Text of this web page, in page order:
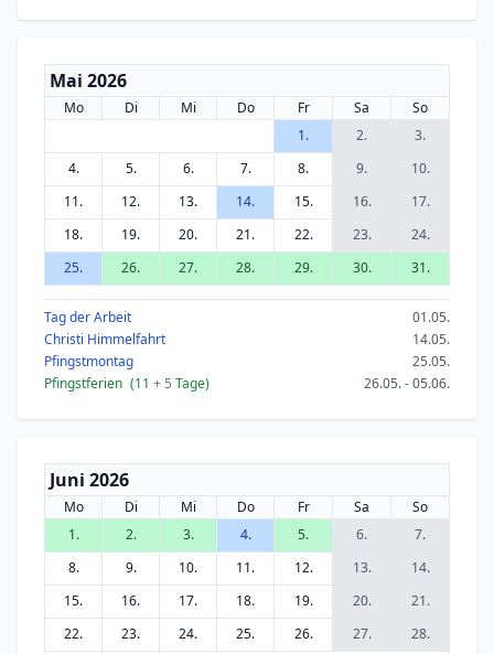
Mai 2026
Mo Di Mi Do Fr Sa
So
1.
2.
3.
4.
5. 6. 7. 8. 9.
10.
11.
12. 13. 14. 15. 16.
17.
18.
19. 20. 21. 22. 23.
24.
25.
26. 27. 28. 29. 30. 31.
Tag der Arbeit
01.05.
Christi Himmelfahrt
14.05.
Pfingstmontag
25.05.
Pfingstferien (11 + 5 Tage) 26.05. - 05.06.
Juni 2026
Mo Di Mi Do Fr Sa
So
1.
2. 3. 4. 5. 6.
7.
8.
9. 10. 11. 12. 13.
14.
15.
16. 17. 18. 19. 20.
21.
22.
23. 24. 25. 26. 27. 28.